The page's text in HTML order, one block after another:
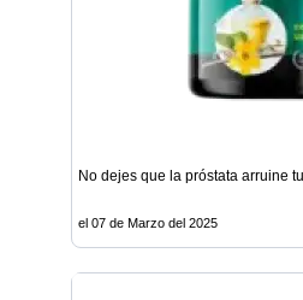
No dejes que la próstata arruine
el 07 de Marzo del 2025